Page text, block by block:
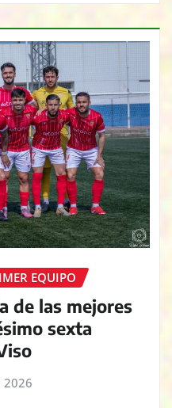
EQUIPO
de las mejores
sexta
2026